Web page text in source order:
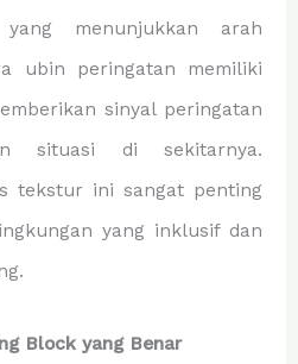
menunjukkan arah
ubin peringatan memiliki
sinyal peringatan
situasi di sekitarnya.
tekstur ini sangat penting
yang inklusif dan
Block yang Benar